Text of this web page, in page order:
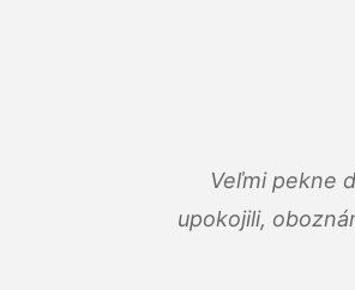
Veľmi pekne
upokojili,